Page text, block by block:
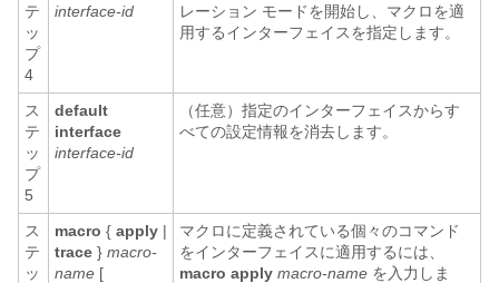
テ
ッ
プ
4
interface-id
レーション モードを開始し、マクロを適
用するインターフェイスを指定します。
ス
テ
ッ
プ
5
default
interface
interface-id
（任意）指定のインターフェイスからす
べての設定情報を消去します。
ス
テ
ッ
macro { apply |
trace } macro-
name [
マクロに定義されている個々のコマンド
をインターフェイスに適用するには、
macro apply macro-name を入力しま